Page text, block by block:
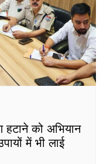
हटाने को अभियान
में भी लाई